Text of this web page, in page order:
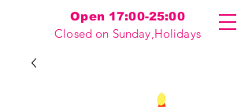
Open 17:00-25:00
Closed on Sunday,Holidays